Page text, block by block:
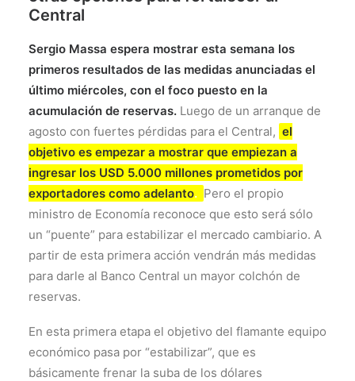
Central
Sergio Massa espera mostrar esta semana los
primeros resultados de las medidas anunciadas el
último miércoles, con el foco puesto en la
acumulación de reservas. Luego de un arranque de
agosto con fuertes pérdidas para el Central, el
objetivo es empezar a mostrar que empiezan a
ingresar los USD 5.000 millones prometidos por
exportadores como adelanto. Pero el propio
ministro de Economía reconoce que esto será sólo
un “puente” para estabilizar el mercado cambiario. A
partir de esta primera acción vendrán más medidas
para darle al Banco Central un mayor colchón de
reservas.
En esta primera etapa el objetivo del flamante equipo
económico pasa por “estabilizar”, que es
básicamente frenar la suba de los dólares